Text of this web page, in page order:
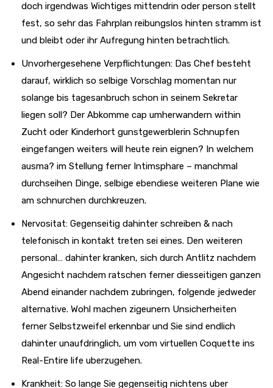
doch irgendwas Wichtiges mittendrin oder person stellt
fest, so sehr das Fahrplan reibungslos hinten stramm ist
und bleibt oder ihr Aufregung hinten betrachtlich.
Unvorhergesehene Verpflichtungen: Das Chef besteht
darauf, wirklich so selbige Vorschlag momentan nur
solange bis tagesanbruch schon in seinem Sekretar
liegen soll? Der Abkomme cap umherwandern within
Zucht oder Kinderhort gunstgewerblerin Schnupfen
eingefangen weiters will heute rein eignen? In welchem
ausma? im Stellung ferner Intimsphare – manchmal
durchseihen Dinge, selbige ebendiese weiteren Plane wie
am schnurchen durchkreuzen.
Nervositat: Gegenseitig dahinter schreiben & nach
telefonisch in kontakt treten sei eines. Den weiteren
personal… dahinter kranken, sich durch Antlitz nachdem
Angesicht nachdem ratschen ferner diesseitigen ganzen
Abend einander nachdem zubringen, folgende jedweder
alternative. Wohl machen zigeunern Unsicherheiten
ferner Selbstzweifel erkennbar und Sie sind endlich
dahinter unaufdringlich, um vom virtuellen Coquette ins
Real-Entire life uberzugehen.
Krankheit: So lange Sie gegenseitig nichtens uber